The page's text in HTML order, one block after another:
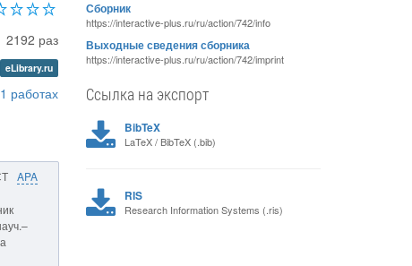
2192 раз
eLibrary.ru
работах
APA
Сборник
https://interactive-plus.ru/ru/action/742/info
Выходные сведения сборника
https://interactive-plus.ru/ru/action/742/imprint
Ссылка на экспорт
BibTeX
LaTeX / BibTeX (.bib)
RIS
Research Information Systems (.ris)